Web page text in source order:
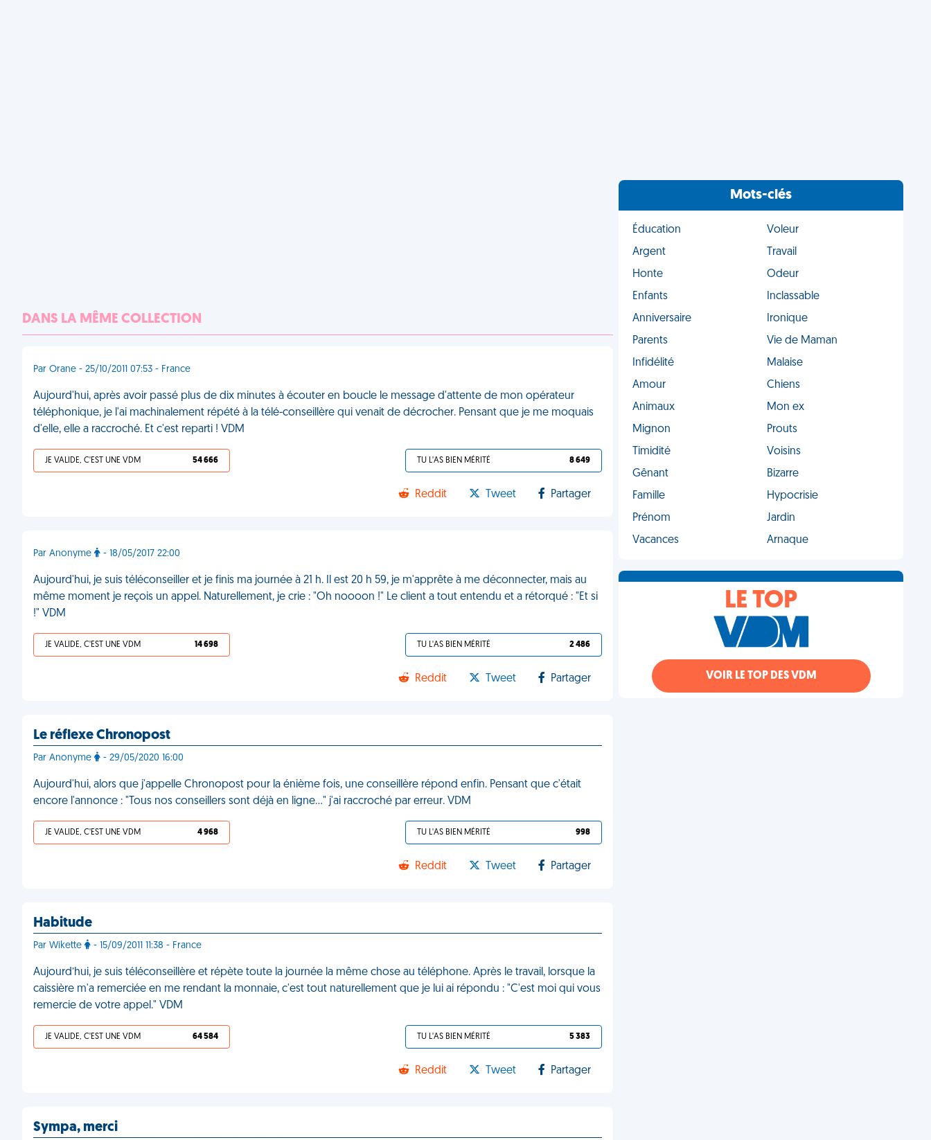
DANS LA MÊME COLLECTION
Par Orane - 25/10/2011 07:53 - France
Aujourd'hui, après avoir passé plus de dix minutes à écouter en boucle le message d'attente de mon opérateur
téléphonique, je l'ai machinalement répété à la télé-conseillère qui venait de décrocher. Pensant que je me moquais
d'elle, elle a raccroché. Et c'est reparti ! VDM
JE VALIDE, C'EST UNE VDM 54 666 TU L'AS BIEN MÉRITÉ 8 649
Reddit Tweet Partager
Par Anonyme - 18/05/2017 22:00
Aujourd'hui, je suis téléconseiller et je finis ma journée à 21 h. Il est 20 h 59, je m'apprête à me déconnecter, mais au
même moment je reçois un appel. Naturellement, je crie : "Oh noooon !" Le client a tout entendu et a rétorqué : "Et si
!" VDM
JE VALIDE, C'EST UNE VDM 14 698 TU L'AS BIEN MÉRITÉ 2 486
Reddit Tweet Partager
Le réflexe Chronopost
Par Anonyme - 29/05/2020 16:00
Aujourd'hui, alors que j'appelle Chronopost pour la énième fois, une conseillère répond enfin. Pensant que c'était
encore l'annonce : "Tous nos conseillers sont déjà en ligne…" j'ai raccroché par erreur. VDM
JE VALIDE, C'EST UNE VDM 4 968 TU L'AS BIEN MÉRITÉ 998
Reddit Tweet Partager
Habitude
Par Wikette - 15/09/2011 11:38 - France
Aujourd’hui, je suis téléconseillère et répète toute la journée la même chose au téléphone. Après le travail, lorsque la
caissière m'a remerciée en me rendant la monnaie, c'est tout naturellement que je lui ai répondu : "C'est moi qui vous
remercie de votre appel." VDM
JE VALIDE, C'EST UNE VDM 64 584 TU L'AS BIEN MÉRITÉ 5 383
Reddit Tweet Partager
Sympa, merci
Mots-clés
Éducation
Voleur
Argent
Travail
Honte
Odeur
Enfants
Inclassable
Anniversaire
Ironique
Parents
Vie de Maman
Infidélité
Malaise
Amour
Chiens
Animaux
Mon ex
Mignon
Prouts
Timidité
Voisins
Gênant
Bizarre
Famille
Hypocrisie
Prénom
Jardin
Vacances
Arnaque
LE TOP
VOIR LE TOP DES VDM